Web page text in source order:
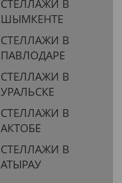
СТЕЛЛАЖИ В
ШЫМКЕНТЕ
СТЕЛЛАЖИ В
ПАВЛОДАРЕ
СТЕЛЛАЖИ В
УРАЛЬСКЕ
СТЕЛЛАЖИ В
АКТОБЕ
СТЕЛЛАЖИ В
АТЫРАУ